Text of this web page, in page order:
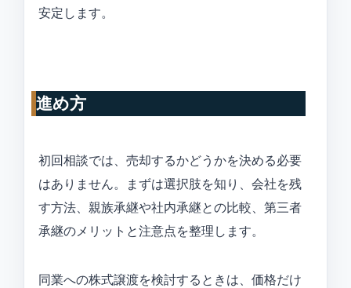
安定します。
進め方
初回相談では、売却するかどうかを決める必要
はありません。まずは選択肢を知り、会社を残
す方法、親族承継や社内承継との比較、第三者
承継のメリットと注意点を整理します。
同業への株式譲渡を検討するときは、価格だけ